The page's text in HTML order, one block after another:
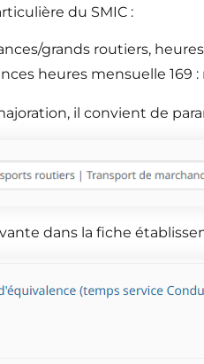
du SMIC :
grands routiers,
heures mensuelle 169
il convient de
dans la fiche